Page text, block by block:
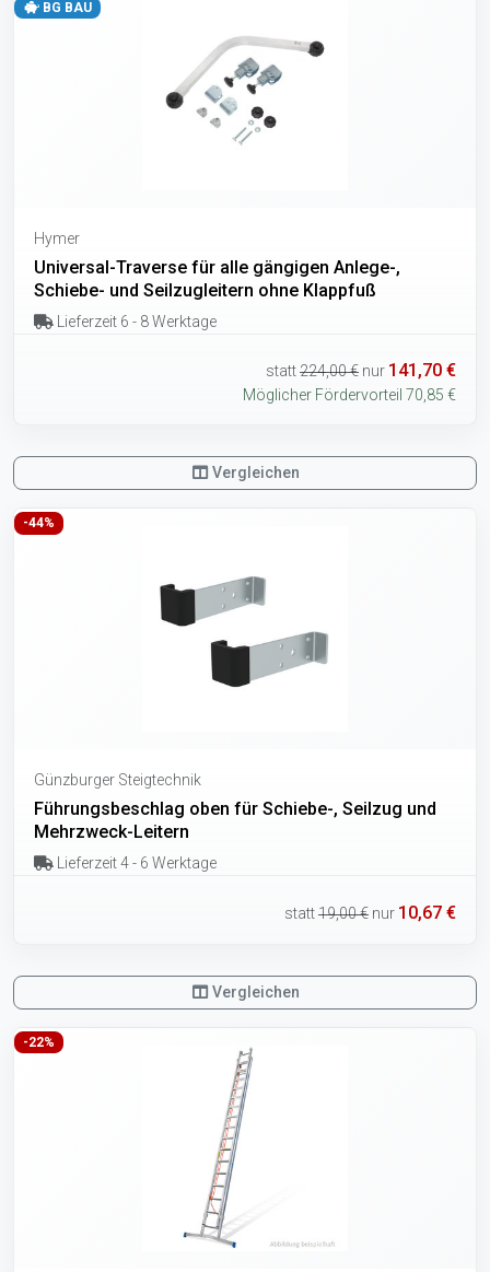
BG BAU
Hymer
Universal-Traverse für alle gängigen Anlege-,
Schiebe- und Seilzugleitern ohne Klappfuß
Lieferzeit 6 - 8 Werktage
statt224,00 € nur 141,70 €
Möglicher Fördervorteil 70,85 €
Vergleichen
-44%
Günzburger Steigtechnik
Führungsbeschlag oben für Schiebe-, Seilzug und
Mehrzweck-Leitern
Lieferzeit 4 - 6 Werktage
statt19,00 € nur 10,67 €
Vergleichen
-22%